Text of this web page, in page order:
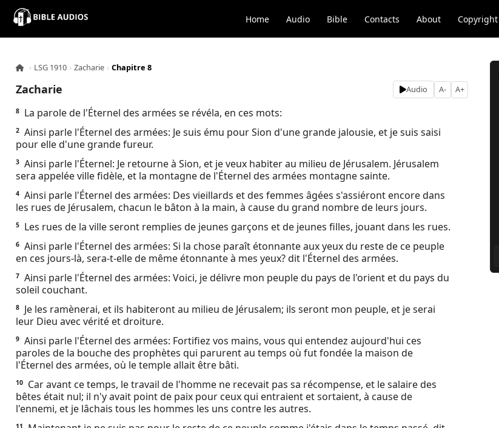
Home Audio Bible Contacts About Copyright
×
Audio
Bible
Contacts
About
Copyright
Ebook
› LSG 1910 › Zacharie › Chapitre 8
Zacharie Audio A- A+
8 La parole de l'Éternel des armées se révéla, en ces mots:
2 Ainsi parle l'Éternel des armées: Je suis ému pour Sion d'une grande jalousie, et je suis saisi
pour elle d'une grande fureur.
3 Ainsi parle l'Éternel: Je retourne à Sion, et je veux habiter au milieu de Jérusalem. Jérusalem
sera appelée ville fidèle, et la montagne de l'Éternel des armées montagne sainte.
4 Ainsi parle l'Éternel des armées: Des vieillards et des femmes âgées s'assiéront encore dans
les rues de Jérusalem, chacun le bâton à la main, à cause du grand nombre de leurs jours.
5 Les rues de la ville seront remplies de jeunes garçons et de jeunes filles, jouant dans les rues.
6 Ainsi parle l'Éternel des armées: Si la chose paraît étonnante aux yeux du reste de ce peuple
en ces jours-là, sera-t-elle de même étonnante à mes yeux? dit l'Éternel des armées.
7 Ainsi parle l'Éternel des armées: Voici, je délivre mon peuple du pays de l'orient et du pays du
soleil couchant.
8
Je les ramènerai, et ils habiteront au milieu de Jérusalem; ils seront mon peuple, et je serai
leur Dieu avec vérité et droiture.
9 Ainsi parle l'Éternel des armées: Fortifiez vos mains, vous qui entendez aujourd'hui ces
paroles de la bouche des prophètes qui parurent au temps où fut fondée la maison de
l'Éternel des armées, où le temple allait être bâti.
10
Car avant ce temps, le travail de l'homme ne recevait pas sa récompense, et le salaire des
bêtes était nul; il n'y avait point de paix pour ceux qui entraient et sortaient, à cause de
l'ennemi, et je lâchais tous les hommes les uns contre les autres.